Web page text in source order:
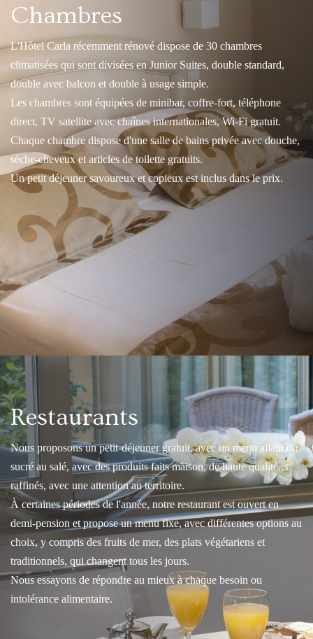
Chambres
L'Hôtel Carla récemment rénové dispose de 30 chambres
climatisées qui sont divisées en Junior Suites, double standard,
double avec balcon et double à usage simple.
Les chambres sont équipées de minibar, coffre-fort, téléphone
direct, TV satellite avec chaînes internationales, Wi-Fi gratuit.
Chaque chambre dispose d'une salle de bains privée avec douche,
sèche-cheveux et articles de toilette gratuits.
Un petit déjeuner savoureux et copieux est inclus dans le prix.
Restaurants
Nous proposons un petit-déjeuner gratuit, avec un menu allant du
sucré au salé, avec des produits faits maison, de haute qualité et
raffinés, avec une attention au territoire.
À certaines périodes de l'année, notre restaurant est ouvert en
demi-pension et propose un menu fixe, avec différentes options au
choix, y compris des fruits de mer, des plats végétariens et
traditionnels, qui changent tous les jours.
Nous essayons de répondre au mieux à chaque besoin ou
intolérance alimentaire.